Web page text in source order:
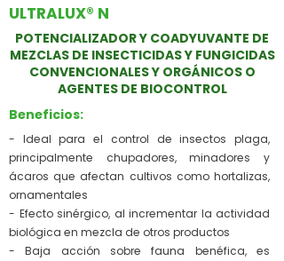
ULTRALUX® N
POTENCIALIZADOR Y COADYUVANTE DE
MEZCLAS DE INSECTICIDAS Y FUNGICIDAS
CONVENCIONALES Y ORGÁNICOS O
AGENTES DE BIOCONTROL
Beneficios:
- Ideal para el control de insectos plaga,
principalmente chupadores, minadores y
ácaros que afectan cultivos como hortalizas,
ornamentales
- Efecto sinérgico, al incrementar la actividad
biológica en mezcla de otros productos
- Baja acción sobre fauna benéfica, es